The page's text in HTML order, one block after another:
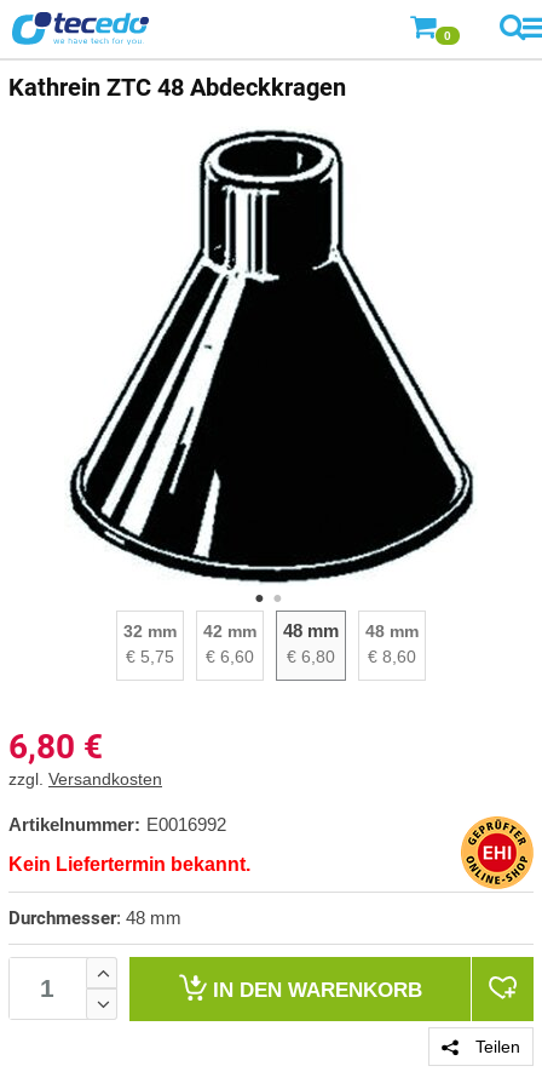
0
Kathrein ZTC 48 Abdeckkragen
32 mm
€ 5,75
42 mm
€ 6,60
48 mm
€ 6,80
48 mm
€ 8,60
6,80 €
zzgl. Versandkosten
Artikelnummer: E0016992
Kein Liefertermin bekannt.
Durchmesser: 48 mm
IN DEN WARENKORB
Teilen